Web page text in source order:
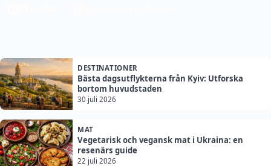
DESTINATIONER
Bästa dagsutflykterna från Kyiv: Utforska
bortom huvudstaden
30 juli 2026
MAT
Vegetarisk och vegansk mat i Ukraina: en
resenärs guide
22 juli 2026